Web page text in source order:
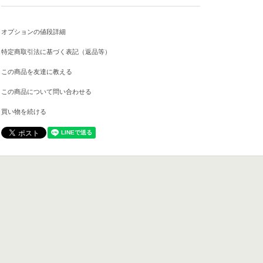
オプションの値段詳細
特定商取引法に基づく表記（返品等）
この商品を友達に教える
この商品について問い合わせる
買い物を続ける